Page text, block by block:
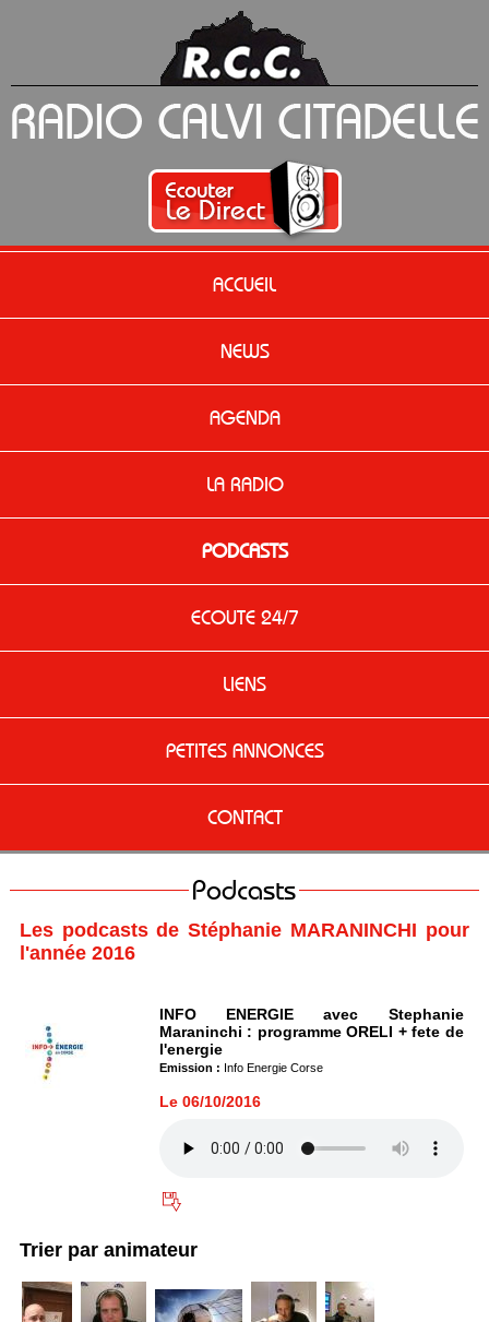
ACCUEIL
NEWS
AGENDA
LA RADIO
PODCASTS
ECOUTE 24/7
LIENS
PETITES ANNONCES
CONTACT
Podcasts
Les podcasts de Stéphanie MARANINCHI pour
l'année 2016
INFO ENERGIE avec Stephanie
Maraninchi : programme ORELI + fete de
l'energie
Emission : Info Energie Corse
Le 06/10/2016
Trier par animateur